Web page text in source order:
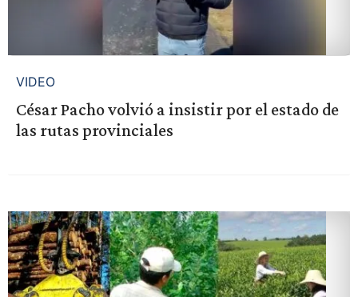
VIDEO
César Pacho volvió a insistir por el estado de
las rutas provinciales